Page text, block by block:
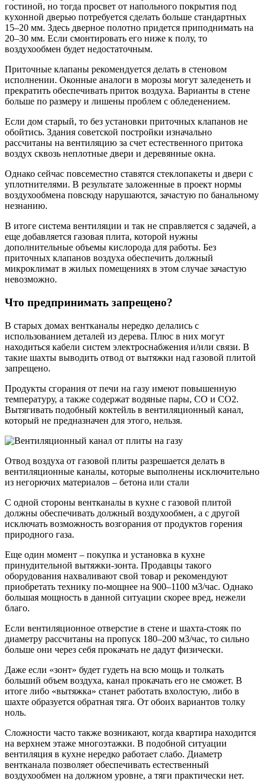
гостиной, но тогда просвет от напольного покрытия под
кухонной дверью потребуется сделать больше стандартных
15–20 мм. Здесь дверное полотно придется приподнимать на
20–30 мм. Если смонтировать его ниже к полу, то
воздухообмен будет недостаточным.
Приточные клапаны рекомендуется делать в стеновом
исполнении. Оконные аналоги в морозы могут заледенеть и
прекратить обеспечивать приток воздуха. Варианты в стене
больше по размеру и лишены проблем с обледенением.
Если дом старый, то без установки приточных клапанов не
обойтись. Здания советской постройки изначально
рассчитаны на вентиляцию за счет естественного притока
воздух сквозь неплотные двери и деревянные окна.
Однако сейчас повсеместно ставятся стеклопакеты и двери с
уплотнителями. В результате заложенные в проект нормы
воздухообмена повсюду нарушаются, зачастую по банальному
незнанию.
В итоге система вентиляции и так не справляется с задачей, а
еще добавляется газовая плита, которой нужны
дополнительные объемы кислорода для работы. Без
приточных клапанов воздуха обеспечить должный
микроклимат в жилых помещениях в этом случае зачастую
невозможно.
Что предпринимать запрещено?
В старых домах вентканалы нередко делались с
использованием деталей из дерева. Плюс в них могут
находиться кабели систем электроснабжения и/или связи. В
такие шахты выводить отвод от вытяжки над газовой плитой
запрещено.
Продукты сгорания от печи на газу имеют повышенную
температуру, а также содержат водяные пары, СО и СО2.
Вытягивать подобный коктейль в вентиляционный канал,
который не предназначен для этого, нельзя.
Отвод воздуха от газовой плиты разрешается делать в
вентиляционные каналы, которые выполнены исключительно
из негорючих материалов – бетона или стали
С одной стороны вентканалы в кухне с газовой плитой
должны обеспечивать должный воздухообмен, а с другой
исключать возможность возгорания от продуктов горения
природного газа.
Еще один момент – покупка и установка в кухне
принудительной вытяжки-зонта. Продавцы такого
оборудования нахваливают свой товар и рекомендуют
приобретать технику по-мощнее на 900–1100 м3/час. Однако
большая мощность в данной ситуации скорее вред, нежели
благо.
Если вентиляционное отверстие в стене и шахта-стояк по
диаметру рассчитаны на пропуск 180–200 м3/час, то сильно
больше они через себя прокачать не дадут физически.
Даже если «зонт» будет гудеть на всю мощь и толкать
больший объем воздуха, канал прокачать его не сможет. В
итоге либо «вытяжка» станет работать вхолостую, либо в
шахте образуется обратная тяга. От обоих вариантов толку
ноль.
Сложности часто также возникают, когда квартира находится
на верхнем этаже многоэтажки. В подобной ситуации
вентиляция в кухне нередко работает слабо. Диаметр
вентканала позволяет обеспечивать естественный
воздухообмен на должном уровне, а тяги практически нет.